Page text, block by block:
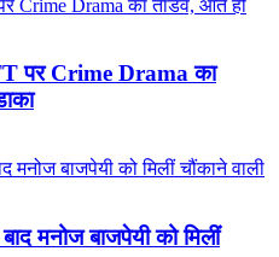
पर Crime Drama का
मनोज बाजपेयी को मिलीं